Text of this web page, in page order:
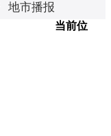
地市播报
当前位